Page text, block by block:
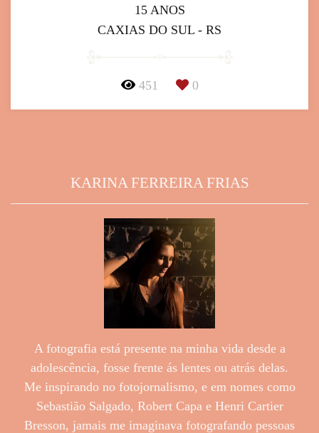
15 ANOS
CAXIAS DO SUL - RS
451 0
KARINA FERREIRA FRIAS
A fotografia está presente na minha vida desde a
adolescência, fosse frente ás lentes ou atrás delas.
Me inspirando no fotojornalismo, e em nomes como
Sebastião Salgado, Robert Capa e Henri Cartier
Bresson, jamais me imaginava fotografando pessoas